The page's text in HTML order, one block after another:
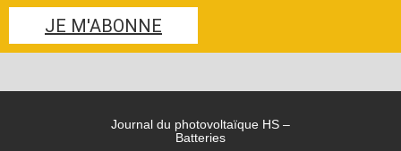
JE M'ABONNE
Journal du photovoltaïque HS –
Batteries